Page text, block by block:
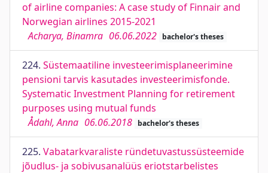
of airline companies: A case study of Finnair and
Norwegian airlines 2015-2021
Acharya, Binamra 06.06.2022 bachelor's theses
224. Süstemaatiline investeerimisplaneerimine
pensioni tarvis kasutades investeerimisfonde.
Systematic Investment Planning for retirement
purposes using mutual funds
Ådahl, Anna 06.06.2018 bachelor's theses
225. Vabatarkvaraliste ründetuvastussüsteemide
jõudlus- ja sobivusanalüüs eriotstarbelistes